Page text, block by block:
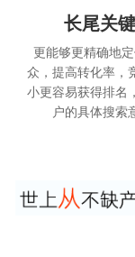
长尾关
更能够更精确地
众，提高转化率，
小更容易获得排名
户的具体搜索